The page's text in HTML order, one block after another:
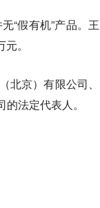
“假有机”产品。王
。
京）有限公司、
法定代表人。